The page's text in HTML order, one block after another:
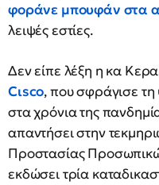
φοράνε μπουφάν στα
λειψές εστίες.
Δεν είπε λέξη η κα
Cιsco, που σφράγισε
στα χρόνια της
απαντήσει στην
Προστασίας
εκδώσει τρία